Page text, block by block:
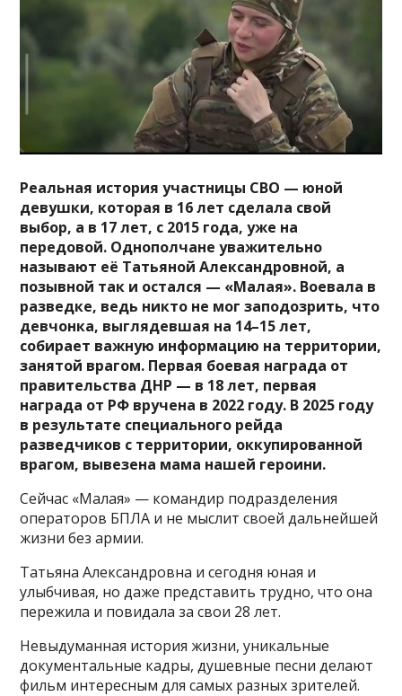
Реальная история участницы СВО — юной
девушки, которая в 16 лет сделала свой
выбор, а в 17 лет, с 2015 года, уже на
передовой. Однополчане уважительно
называют её Татьяной Александровной, а
позывной так и остался — «Малая». Воевала в
разведке, ведь никто не мог заподозрить, что
девчонка, выглядевшая на 14–15 лет,
собирает важную информацию на территории,
занятой врагом. Первая боевая награда от
правительства ДНР — в 18 лет, первая
награда от РФ вручена в 2022 году. В 2025 году
в результате специального рейда
разведчиков с территории, оккупированной
врагом, вывезена мама нашей героини.
Сейчас «Малая» — командир подразделения
операторов БПЛА и не мыслит своей дальнейшей
жизни без армии.
Татьяна Александровна и сегодня юная и
улыбчивая, но даже представить трудно, что она
пережила и повидала за свои 28 лет.
Невыдуманная история жизни, уникальные
документальные кадры, душевные песни делают
фильм интересным для самых разных зрителей.